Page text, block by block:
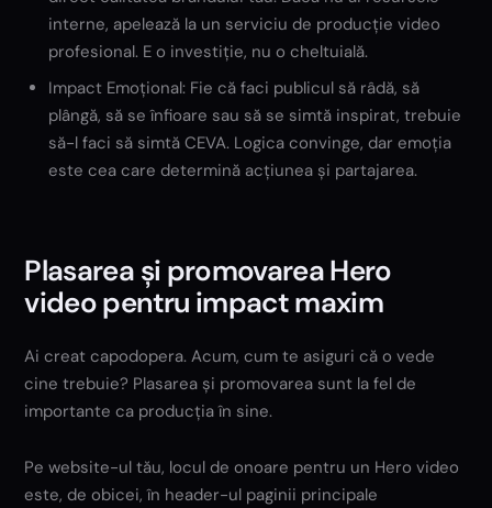
interne, apelează la un serviciu de producție video
profesional. E o investiție, nu o cheltuială.
Impact Emoțional: Fie că faci publicul să râdă, să
plângă, să se înfioare sau să se simtă inspirat, trebuie
să-l faci să simtă CEVA. Logica convinge, dar emoția
este cea care determină acțiunea și partajarea.
Plasarea și promovarea Hero
video pentru impact maxim
Ai creat capodopera. Acum, cum te asiguri că o vede
cine trebuie? Plasarea și promovarea sunt la fel de
importante ca producția în sine.
Pe website-ul tău, locul de onoare pentru un Hero video
este, de obicei, în header-ul paginii principale